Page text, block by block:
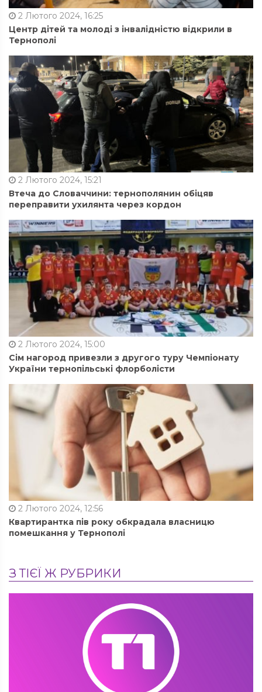
2 Лютого 2024, 16:25
Центр дітей та молоді з інвалідністю відкрили в
Тернополі
2 Лютого 2024, 15:21
Втеча до Словаччини: тернополянин обіцяв
переправити ухилянта через кордон
2 Лютого 2024, 15:00
Сім нагород привезли з другого туру Чемпіонату
України тернопільські флорболісти
2 Лютого 2024, 12:56
Квартирантка пів року обкрадала власницю
помешкання у Тернополі
З ТІЄЇ Ж РУБРИКИ